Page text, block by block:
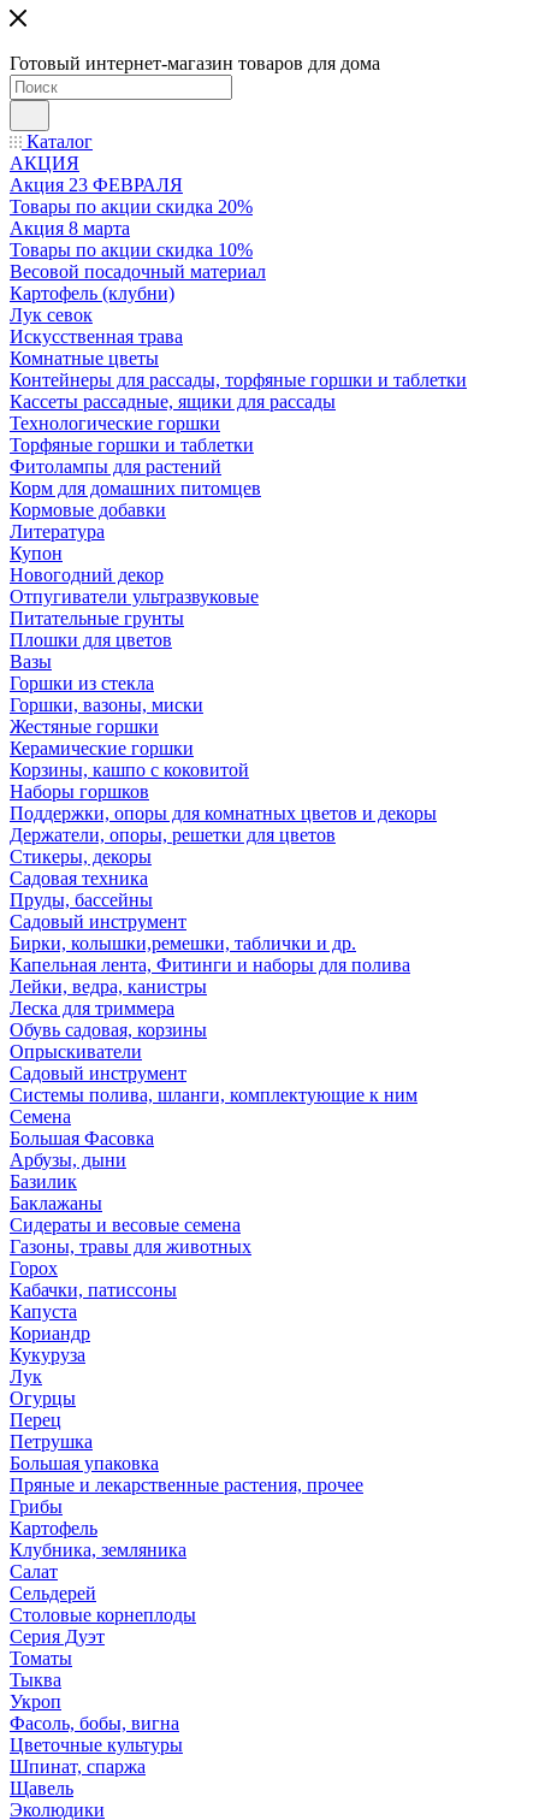
Готовый интернет-магазин товаров для дома
Каталог
АКЦИЯ
Акция 23 ФЕВРАЛЯ
Товары по акции скидка 20%
Акция 8 марта
Товары по акции скидка 10%
Весовой посадочный материал
Картофель (клубни)
Лук севок
Искусственная трава
Комнатные цветы
Контейнеры для рассады, торфяные горшки и таблетки
Кассеты рассадные, ящики для рассады
Технологические горшки
Торфяные горшки и таблетки
Фитолампы для растений
Корм для домашних питомцев
Кормовые добавки
Литература
Купон
Новогодний декор
Отпугиватели ультразвуковые
Питательные грунты
Плошки для цветов
Вазы
Горшки из стекла
Горшки, вазоны, миски
Жестяные горшки
Керамические горшки
Корзины, кашпо с коковитой
Наборы горшков
Поддержки, опоры для комнатных цветов и декоры
Держатели, опоры, решетки для цветов
Стикеры, декоры
Садовая техника
Пруды, бассейны
Садовый инструмент
Бирки, колышки,ремешки, таблички и др.
Капельная лента, Фитинги и наборы для полива
Лейки, ведра, канистры
Леска для триммера
Обувь садовая, корзины
Опрыскиватели
Садовый инструмент
Системы полива, шланги, комплектующие к ним
Семена
Большая Фасовка
Арбузы, дыни
Базилик
Баклажаны
Сидераты и весовые семена
Газоны, травы для животных
Горох
Кабачки, патиссоны
Капуста
Кориандр
Кукуруза
Лук
Огурцы
Перец
Петрушка
Большая упаковка
Пряные и лекарственные растения, прочее
Грибы
Картофель
Клубника, земляника
Салат
Сельдерей
Столовые корнеплоды
Серия Дуэт
Томаты
Тыква
Укроп
Фасоль, бобы, вигна
Цветочные культуры
Шпинат, спаржа
Щавель
Эколюдики